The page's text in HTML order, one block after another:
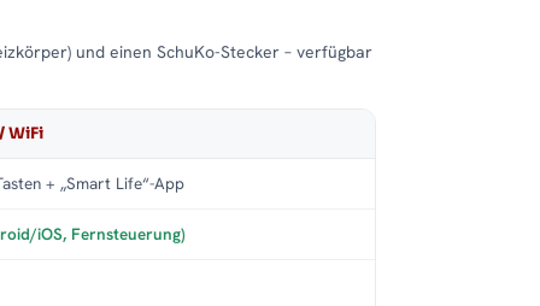
und einen SchuKo-Stecker – verfügbar
WiFi
+ „Smart Life“-App
iOS, Fernsteuerung)